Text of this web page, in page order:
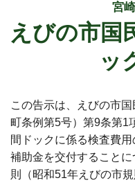
宮
えびの市国
ッ
この告示は、えびの市
町条例第5号）第9条第1
間ドックに係る検査費
補助金を交付すること
則（昭和51年えびの市